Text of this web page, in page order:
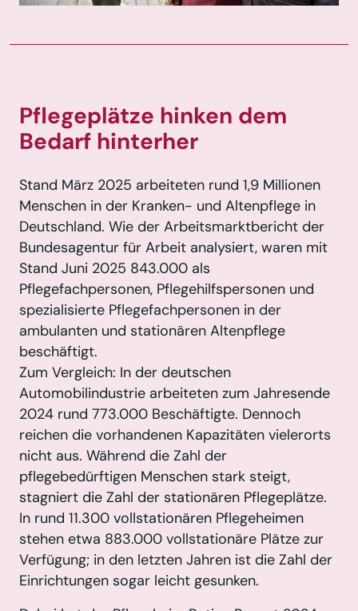
Pflegeplätze hinken dem
Bedarf hinterher
Stand März 2025 arbeiteten rund 1,9 Millionen
Menschen in der Kranken- und Altenpflege in
Deutschland. Wie der Arbeitsmarktbericht der
Bundesagentur für Arbeit analysiert, waren mit
Stand Juni 2025 843.000 als
Pflegefachpersonen, Pflegehilfspersonen und
spezialisierte Pflegefachpersonen in der
ambulanten und stationären Altenpflege
beschäftigt.
Zum Vergleich: In der deutschen
Automobilindustrie arbeiteten zum Jahresende
2024 rund 773.000 Beschäftigte. Dennoch
reichen die vorhandenen Kapazitäten vielerorts
nicht aus. Während die Zahl der
pflegebedürftigen Menschen stark steigt,
stagniert die Zahl der stationären Pflegeplätze.
In rund 11.300 vollstationären Pflegeheimen
stehen etwa 883.000 vollstationäre Plätze zur
Verfügung; in den letzten Jahren ist die Zahl der
Einrichtungen sogar leicht gesunken.